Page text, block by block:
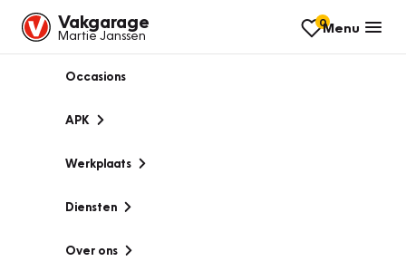
Vakgarage
Martie Janssen
0Menu
Occasions
APK
Werkplaats
Diensten
Over ons